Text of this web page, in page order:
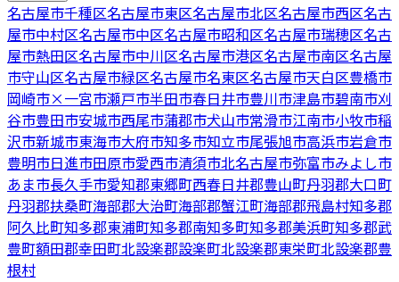
名古屋市千種区名古屋市東区名古屋市北区名古屋市西区名古
屋市中村区名古屋市中区名古屋市昭和区名古屋市瑞穂区名古
屋市熱田区名古屋市中川区名古屋市港区名古屋市南区名古屋
市守山区名古屋市緑区名古屋市名東区名古屋市天白区豊橋市
岡崎市×一宮市瀬戸市半田市春日井市豊川市津島市碧南市刈
谷市豊田市安城市西尾市蒲郡市犬山市常滑市江南市小牧市稲
沢市新城市東海市大府市知多市知立市尾張旭市高浜市岩倉市
豊明市日進市田原市愛西市清須市北名古屋市弥富市みよし市
あま市長久手市愛知郡東郷町西春日井郡豊山町丹羽郡大口町
丹羽郡扶桑町海部郡大治町海部郡蟹江町海部郡飛島村知多郡
阿久比町知多郡東浦町知多郡南知多町知多郡美浜町知多郡武
豊町額田郡幸田町北設楽郡設楽町北設楽郡東栄町北設楽郡豊
根村